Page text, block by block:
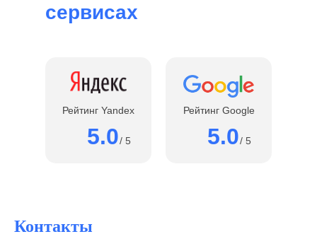
сервисах
Рейтинг Yandex
5.0/ 5
Рейтинг Google
5.0/ 5
Контакты